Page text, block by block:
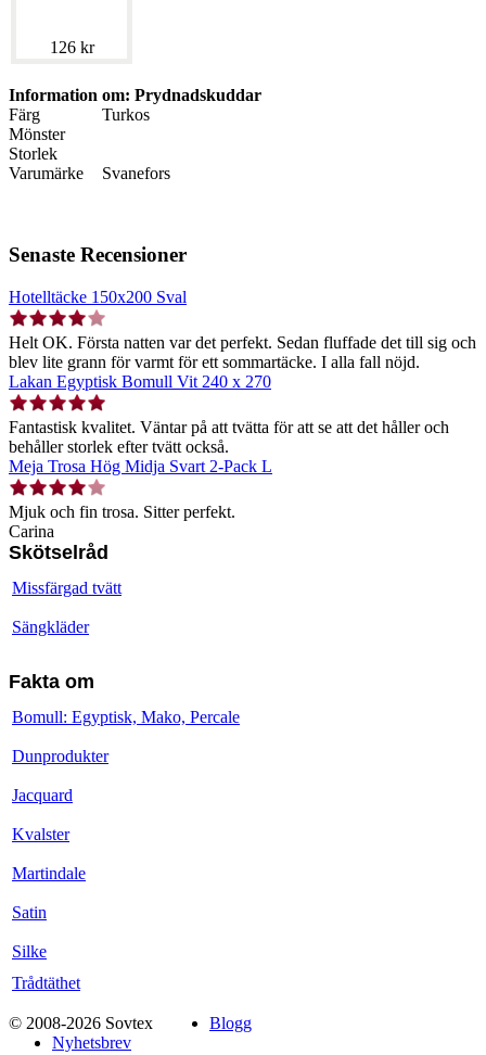
126 kr
Information om: Prydnadskuddar
Färg
Turkos
Mönster
Storlek
Varumärke
Svanefors
Senaste Recensioner
Hotelltäcke 150x200 Sval
Helt OK. Första natten var det perfekt. Sedan fluffade det till sig och
blev lite grann för varmt för ett sommartäcke. I alla fall nöjd.
Lakan Egyptisk Bomull Vit 240 x 270
Fantastisk kvalitet. Väntar på att tvätta för att se att det håller och
behåller storlek efter tvätt också.
Meja Trosa Hög Midja Svart 2-Pack L
Mjuk och fin trosa. Sitter perfekt.
Carina
Skötselråd
Missfärgad tvätt
Sängkläder
Fakta om
Bomull: Egyptisk, Mako, Percale
Dunprodukter
Jacquard
Kvalster
Martindale
Satin
Silke
Trådtäthet
© 2008-2026 Sovtex
Blogg
Nyhetsbrev